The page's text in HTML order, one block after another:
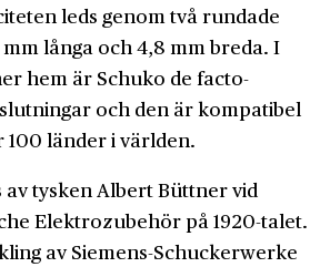
leds genom två rundade
långa och 4,8 mm breda. I
hem är Schuko de facto-
och den är kompatibel
100 länder i världen.
tysken Albert Büttner vid
Elektrozubehör på 1920-talet.
av Siemens-Schuckerwerke